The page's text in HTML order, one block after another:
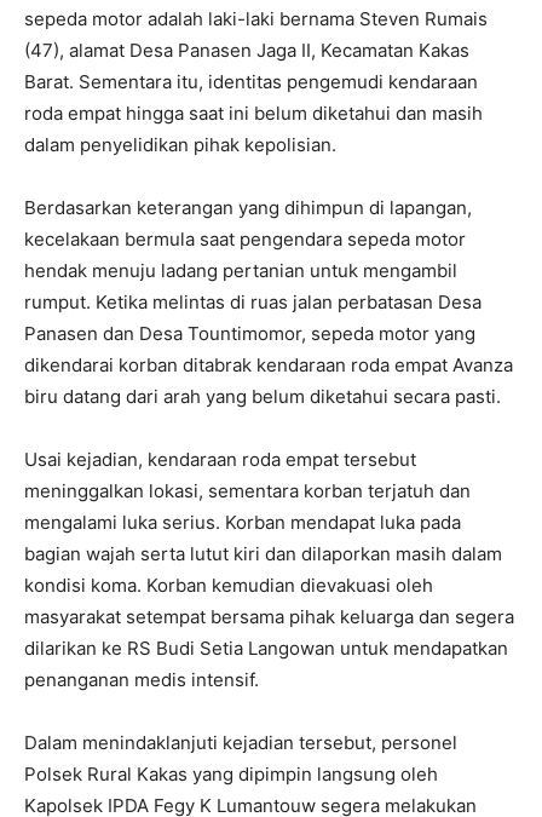
sepeda motor adalah laki-laki bernama Steven Rumais
(47), alamat Desa Panasen Jaga II, Kecamatan Kakas
Barat. Sementara itu, identitas pengemudi kendaraan
roda empat hingga saat ini belum diketahui dan masih
dalam penyelidikan pihak kepolisian.
Berdasarkan keterangan yang dihimpun di lapangan,
kecelakaan bermula saat pengendara sepeda motor
hendak menuju ladang pertanian untuk mengambil
rumput. Ketika melintas di ruas jalan perbatasan Desa
Panasen dan Desa Tountimomor, sepeda motor yang
dikendarai korban ditabrak kendaraan roda empat Avanza
biru datang dari arah yang belum diketahui secara pasti.
Usai kejadian, kendaraan roda empat tersebut
meninggalkan lokasi, sementara korban terjatuh dan
mengalami luka serius. Korban mendapat luka pada
bagian wajah serta lutut kiri dan dilaporkan masih dalam
kondisi koma. Korban kemudian dievakuasi oleh
masyarakat setempat bersama pihak keluarga dan segera
dilarikan ke RS Budi Setia Langowan untuk mendapatkan
penanganan medis intensif.
Dalam menindaklanjuti kejadian tersebut, personel
Polsek Rural Kakas yang dipimpin langsung oleh
Kapolsek IPDA Fegy K Lumantouw segera melakukan